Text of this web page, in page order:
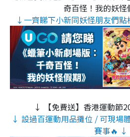
奇百怪！我的妖怪
↓一齊睇下小新同妖怪朋友們
↓ 【免費送】香港運動節
↓ 設過百運動用品攤位 / 可現場
賽事🔥 ↓